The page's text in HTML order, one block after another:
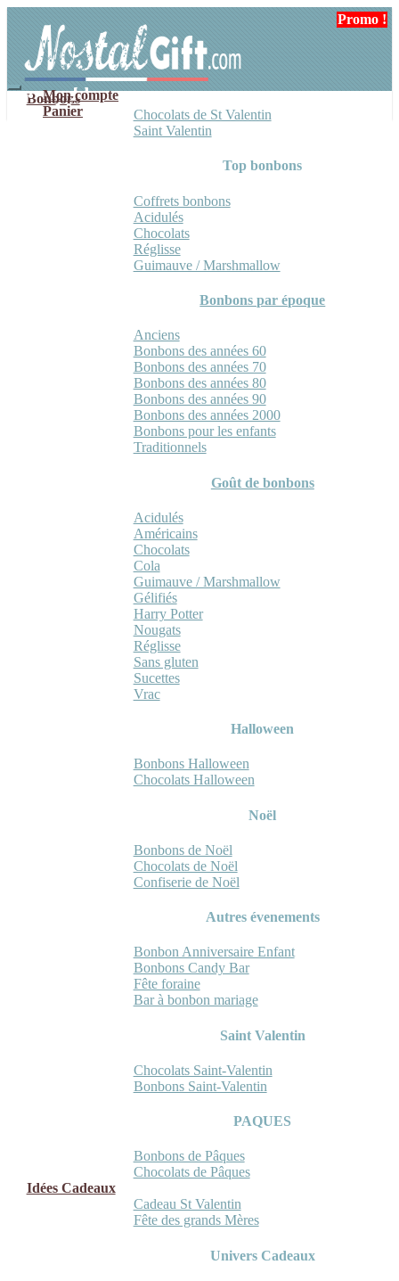
navigation
contenu
Mon compte
Panier
Bonbons
Chocolats de St Valentin
Saint Valentin
Top bonbons
Coffrets bonbons
Acidulés
Chocolats
Réglisse
Guimauve / Marshmallow
Bonbons par époque
Anciens
Bonbons des années 60
Bonbons des années 70
Bonbons des années 80
Bonbons des années 90
Bonbons des années 2000
Bonbons pour les enfants
Traditionnels
Goût de bonbons
Acidulés
Américains
Chocolats
Cola
Guimauve / Marshmallow
Gélifiés
Harry Potter
Nougats
Réglisse
Sans gluten
Sucettes
Vrac
Halloween
Bonbons Halloween
Chocolats Halloween
Noël
Bonbons de Noël
Chocolats de Noël
Confiserie de Noël
Autres évenements
Bonbon Anniversaire Enfant
Bonbons Candy Bar
Fête foraine
Bar à bonbon mariage
Saint Valentin
Chocolats Saint-Valentin
Bonbons Saint-Valentin
PAQUES
Bonbons de Pâques
Chocolats de Pâques
Idées Cadeaux
Cadeau St Valentin
Fête des grands Mères
Univers Cadeaux
Promo !
Promo !
Promo !
Promo !